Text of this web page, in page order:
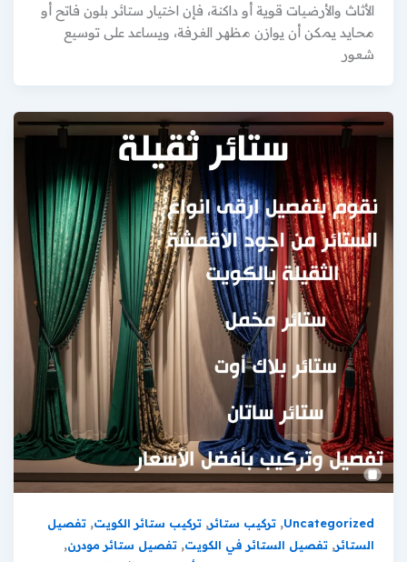
الأثاث والأرضيات قوية أو داكنة، فإن اختيار ستائر بلون فاتح أو
محايد يمكن أن يوازن مظهر الغرفة، ويساعد على توسيع
شعور
Uncategorized
,تركيب ستائر,تركيب ستائر الكويت,تفصيل
الستائر,تفصيل الستائر في الكويت,تفصيل ستائر مودرن,